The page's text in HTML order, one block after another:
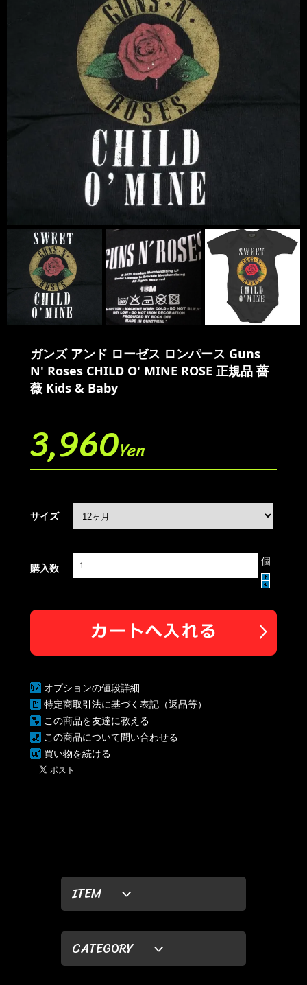
ITEM
CATEGORY
ガンズ アンド ローゼス ロンパース Guns
N' Roses CHILD O' MINE ROSE 正規品 薔
薇 Kids & Baby
3,960Yen
サイズ
購入数
個
オプションの値段詳細
特定商取引法に基づく表記（返品等）
この商品を友達に教える
この商品について問い合わせる
買い物を続ける